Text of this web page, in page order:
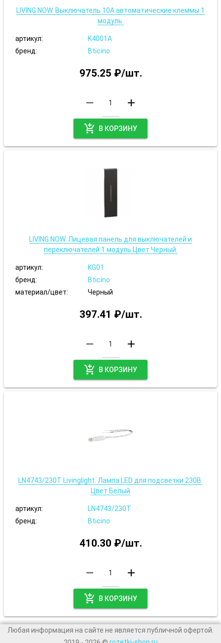
LIVING NOW. Выключатель 10А автоматические клеммы 1
модуль.
артикул:
K4001A
бренд:
Bticino
975.25 ₽/шт.
remove add
add_shopping_cart В КОРЗИНУ
LIVING NOW. Лицевая панель для выключателей и
переключателей 1 модуль.Цвет Черный.
артикул:
KG01
бренд:
Bticino
материал/цвет:
Черный
397.41 ₽/шт.
remove add
add_shopping_cart В КОРЗИНУ
LN4743/230T Livinglight. Лампа LED для подсветки 230В.
Цвет Белый
артикул:
LN4743/230T
бренд:
Bticino
410.30 ₽/шт.
remove add
add_shopping_cart В КОРЗИНУ
Любая информация на сайте не является публичной офертой.